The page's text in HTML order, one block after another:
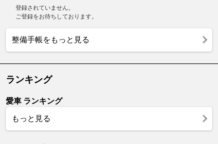
登録されていません。
ご登録をお待ちしております。
整備手帳をもっと見る
ランキング
愛車 ランキング
もっと見る